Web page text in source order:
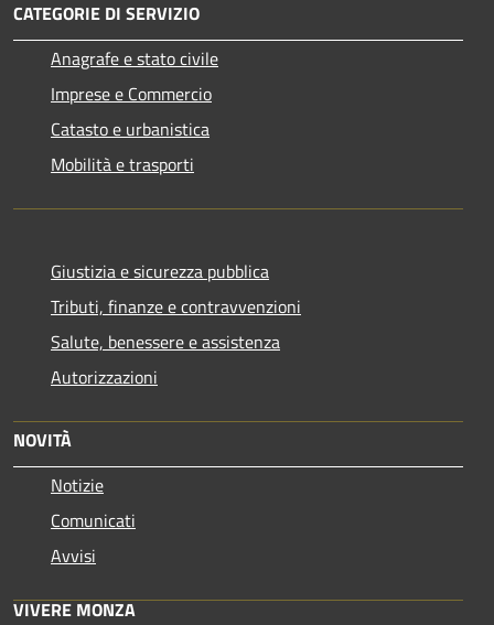
CATEGORIE DI SERVIZIO
Anagrafe e stato civile
Imprese e Commercio
Catasto e urbanistica
Mobilità e trasporti
Giustizia e sicurezza pubblica
Tributi, finanze e contravvenzioni
Salute, benessere e assistenza
Autorizzazioni
NOVITÀ
Notizie
Comunicati
Avvisi
VIVERE MONZA